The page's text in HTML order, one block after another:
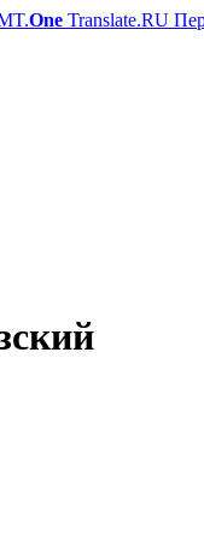
One Translate.RU